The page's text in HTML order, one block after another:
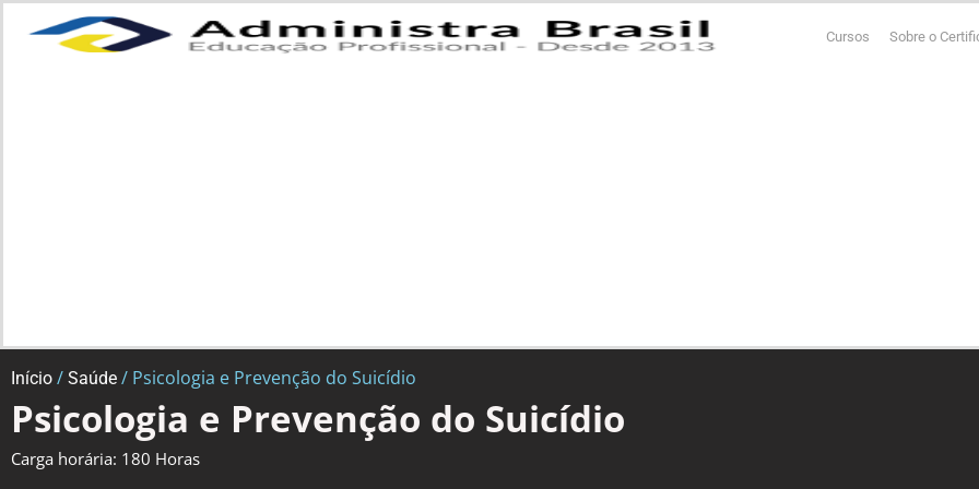
Cursos Sobre o
Início / Saúde / Psicologia e Prevenção do Suicídio
Psicologia e Prevenção do Suicídio
Carga horária: 180 Horas